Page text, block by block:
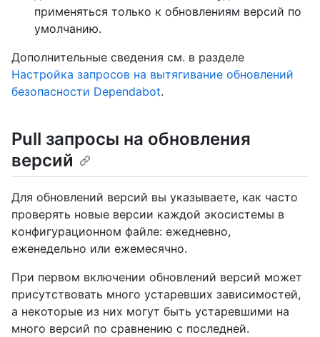
применяться только к обновлениям версий по
умолчанию.
Дополнительные сведения см. в разделе
Настройка запросов на вытягивание обновлений
безопасности Dependabot.
Pull запросы на обновления
версий
Для обновлений версий вы указываете, как часто
проверять новые версии каждой экосистемы в
конфигурационном файле: ежедневно,
еженедельно или ежемесячно.
При первом включении обновлений версий может
присутствовать много устаревших зависимостей,
а некоторые из них могут быть устаревшими на
много версий по сравнению с последней.